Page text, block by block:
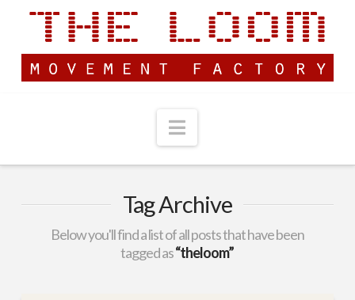
Navigation
Tag Archive
Below you'll find a list of all posts that have been
tagged as“theloom”